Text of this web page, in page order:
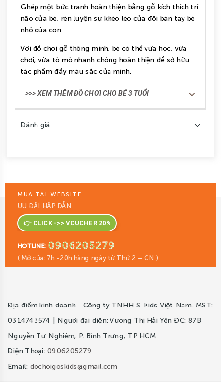
Ghép một bức tranh hoàn thiện bằng gỗ kích thích trí
não của bé, rèn luyện sự khéo léo của đôi bàn tay bé
nhỏ của con
Với đồ chơi gỗ thông minh, bé có thể vừa học, vừa
chơi, vừa tò mò nhanh chóng hoàn thiện để sở hữu
tác phẩm đầy màu sắc của mình.
>>> XEM THÊM ĐỒ CHƠI CHO BÉ 3 TUỔI
Đánh giá
MUA TẠI WEBSITE
ƯU ĐÃI HẤP DẪN
👉 CLICK ->> VOUCHER 20%
HOTLINE: 0906205279
( Mở cửa: 7h -20h hàng ngày từ Thứ 2 – CN )
Địa điểm kinh doanh - Công ty TNHH S-Kids Việt Nam. MST:
0314743574 | Người đại diện: Vương Thị Hải Yến ĐC: 87B
Nguyễn Tư Nghiêm, P. Bình Trưng, TP HCM
Điện Thoại: 0906205279
Email: dochoigoskids@gmail.com